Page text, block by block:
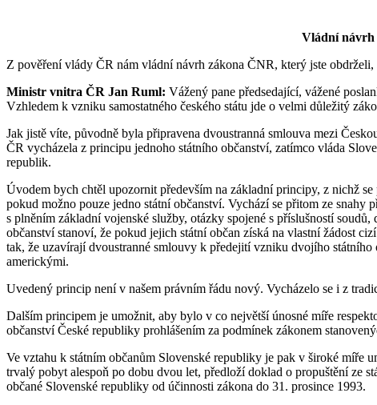
Vládní návrh
Z pověření vlády ČR nám vládní návrh zákona ČNR, který jste
Ministr vnitra ČR Jan Ruml: Vážený pane předsedající, vážené
Vzhledem k vzniku samostatného českého státu jde o velmi důležitý
Jak jistě víte, původně byla připravena dvoustranná smlouva mezi
ČR vycházela z principu jednoho státního občanství, zatímco vláda
republik.
Úvodem bych chtěl upozornit především na základní principy, z nichž
pokud možno pouze jedno státní občanství. Vychází se přitom ze
s plněním základní vojenské služby, otázky spojené s příslušností
občanství stanoví, že pokud jejich státní občan získá na vlastní žádost
tak, že uzavírají dvoustranné smlouvy k předejití vzniku dvojího
americkými.
Uvedený princip není v našem právním řádu nový. Vycházelo se i z
Dalším principem je umožnit, aby bylo v co největší únosné míře
občanství České republiky prohlášením za podmínek zákonem
Ve vztahu k státním občanům Slovenské republiky je pak v široké míře
trvalý pobyt alespoň po dobu dvou let, předloží doklad o propuštění ze
občané Slovenské republiky od účinnosti zákona do 31. prosince 1993.